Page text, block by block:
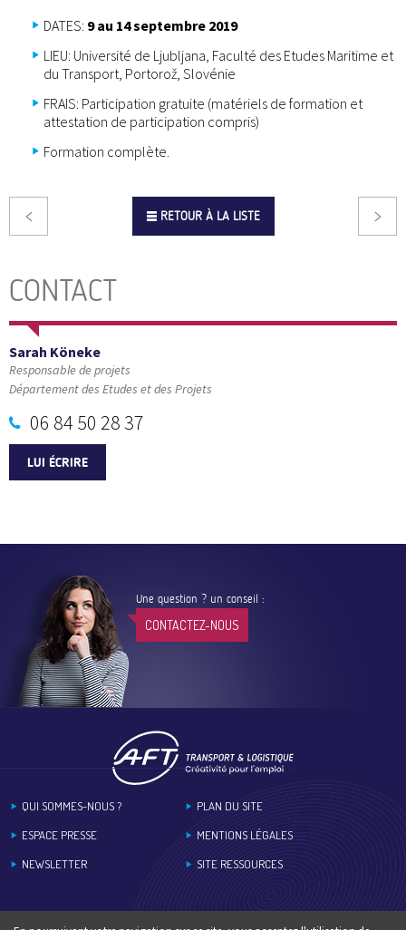
DATES: 9 au 14 septembre 2019
LIEU: Université de Ljubljana, Faculté des Etudes Maritime et
du Transport, Portorož, Slovénie
FRAIS: Participation gratuite (matériels de formation et
attestation de participation compris)
Formation complète.
RETOUR À LA LISTE
CONTACT
Sarah Köneke
Responsable de projets
Département des Etudes et des Projets
06 84 50 28 37
LUI ÉCRIRE
Une question ? un conseil :
CONTACTEZ-NOUS
QUI SOMMES-NOUS ?
ESPACE PRESSE
NEWSLETTER
PLAN DU SITE
MENTIONS LÉGALES
SITE RESSOURCES